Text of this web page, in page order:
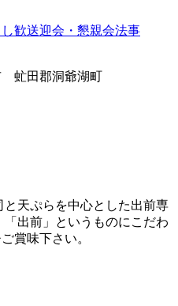
歓送迎会・懇親会法事
虻田郡洞爺湖町
と天ぷらを中心とした出前専
出前」というものにこだわ
賞味下さい。